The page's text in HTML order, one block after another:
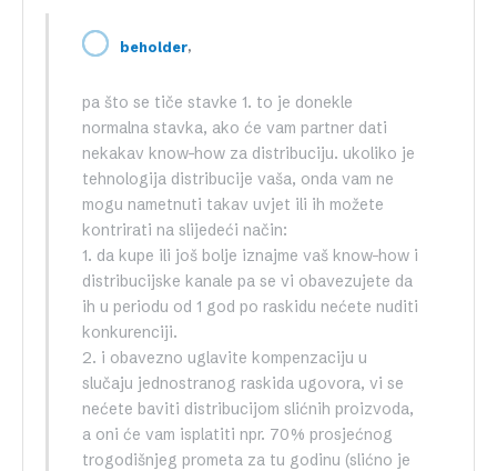
beholder,
pa što se tiče stavke 1. to je donekle
normalna stavka, ako će vam partner dati
nekakav know-how za distribuciju. ukoliko je
tehnologija distribucije vaša, onda vam ne
mogu nametnuti takav uvjet ili ih možete
kontrirati na slijedeći način:
1. da kupe ili još bolje iznajme vaš know-how i
distribucijske kanale pa se vi obavezujete da
ih u periodu od 1 god po raskidu nećete nuditi
konkurenciji.
2. i obavezno uglavite kompenzaciju u
slučaju jednostranog raskida ugovora, vi se
nećete baviti distribucijom slićnih proizvoda,
a oni će vam isplatiti npr. 70% prosjećnog
trogodišnjeg prometa za tu godinu (slićno je